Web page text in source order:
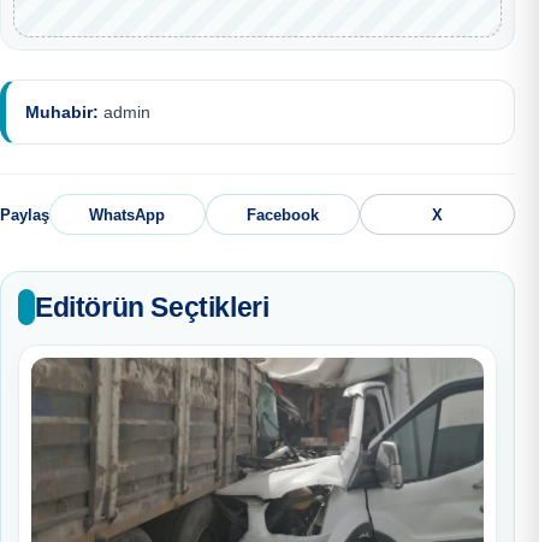
Muhabir: admin
Paylaş WhatsApp Facebook X
Editörün Seçtikleri